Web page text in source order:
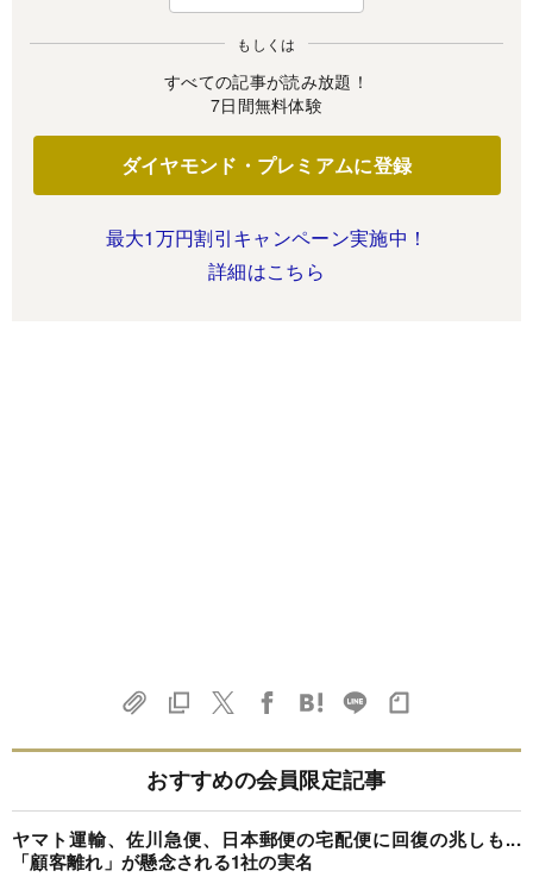
もしくは
すべての記事が読み放題！
7日間無料体験
ダイヤモンド・プレミアムに登録
最大1万円割引キャンペーン実施中！
詳細はこちら
おすすめの会員限定記事
ヤマト運輸、佐川急便、日本郵便の宅配便に回復の兆しも...
「顧客離れ」が懸念される1社の実名